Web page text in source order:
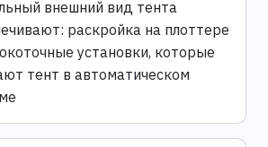
внешний вид тента
раскройка на плоттере
установки, которые
тент в автоматическом